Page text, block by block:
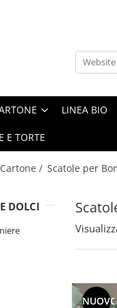
LINEA BIO
E TORTE
/ Scatole per
DOLCI
NUOVO